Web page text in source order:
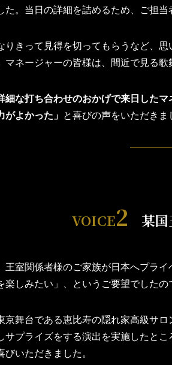
。当日の詳細を詰めるため、ご担当
りきって見得を切ってもらうなど、
ネージャーの皆様は、間近で見る歌
細な打ち合わせのおかげで来日した
よかった」 と喜びの声をいただきま
VOICE2 某国
王室関係者様のご家族が日本へプラ
しみたい」、というご要望でした
舞台である恵比寿の隠れ家高級サ
サプライズをする演出を実施したと
いただきました。